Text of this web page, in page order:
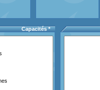
Capacités *